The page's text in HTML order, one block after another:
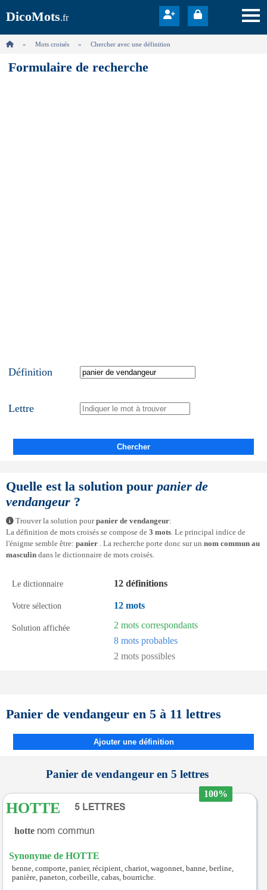
DicoMots.fr
Mots croisés Chercher avec une définition
Formulaire de recherche
Définition
Lettre
Chercher
Quelle est la solution pour panier de
vendangeur ?
Trouver la solution pourpanier de vendangeur:
La définition de mots croisés se compose de 3 mots. Le principal indice de
l'énigme semble être: panier . La recherche porte donc sur un nom commun au
masculin dans le dictionnaire de mots croisés.
Le dictionnaire 12 définitions
Votre sélection 12 mots
Solution affichée
2 mots correspondants
8 mots probables
2 mots possibles
Panier de vendangeur en 5 à 11 lettres
Ajouter une définition
Panier de vendangeur en 5 lettres
100%
HOTTE
hotte
Synonyme de HOTTE
benne, comporte, panier, récipient, chariot, wagonnet, banne, berline,
panière, paneton, corbeille, cabas, bourriche.